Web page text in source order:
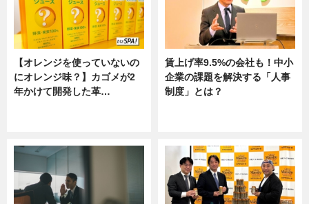
【オレンジを使っていないの
にオレンジ味？】カゴメが2
年かけて開発した革…
賃上げ率9.5%の会社も！中小
企業の課題を解決する「人事
制度」とは？